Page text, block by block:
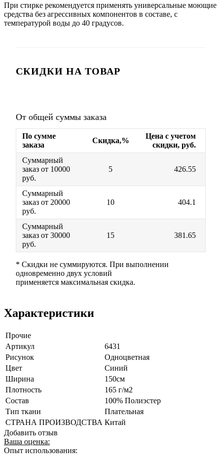
При стирке рекомендуется применять универсальные моющие
средства без агрессивных компонентов в составе, с
температурой воды до 40 градусов.
СКИДКИ НА ТОВАР
От общей суммы заказа
По сумме
заказа
Скидка,%
Цена с учетом
скидки, руб.
Суммарный
заказ от 10000
руб.
5 426.55
Суммарный
заказ от 20000
руб.
10 404.1
Суммарный
заказ от 30000
руб.
15 381.65
* Скидки не суммируются. При выполнении
одновременно двух условий
применяется максимальная скидка.
Характеристики
Прочие
Артикул
6431
Рисунок
Одноцветная
Цвет
Синий
Ширина
150см
Плотность
165 г/м2
Состав
100% Полиэстер
Тип ткани
Плательная
СТРАНА ПРОИЗВОДСТВА Китай
Добавить отзыв
Ваша оценка:
Опыт использования: